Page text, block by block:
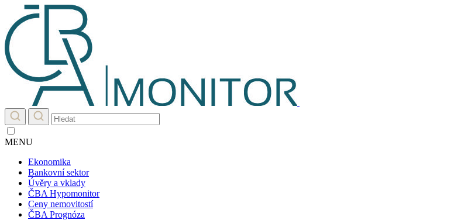
MENU
Ekonomika
Bankovní sektor
Úvěry a vklady
ČBA Hypomonitor
Ceny nemovitostí
ČBA Prognóza